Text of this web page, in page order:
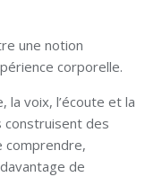
une notion
corporelle.
la voix, l’écoute et la
construisent des
de